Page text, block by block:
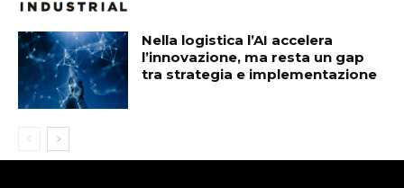
Nella logistica l’AI accelera
l’innovazione, ma resta un gap
tra strategia e implementazione